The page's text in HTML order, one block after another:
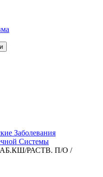
Заболевания
Системы
РАСТВ. П/О /